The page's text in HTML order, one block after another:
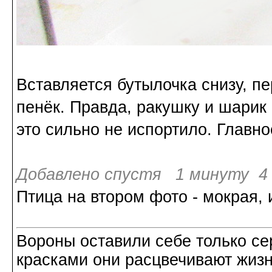
Вставляется бутылочка снизу,
пенёк. Правда, ракушку и
это сильно не испортило.
Добавлено спустя 1 минуту 4
Птица на втором фото - мокрая,
Вороны оставили себе только
красками они расцвечивают